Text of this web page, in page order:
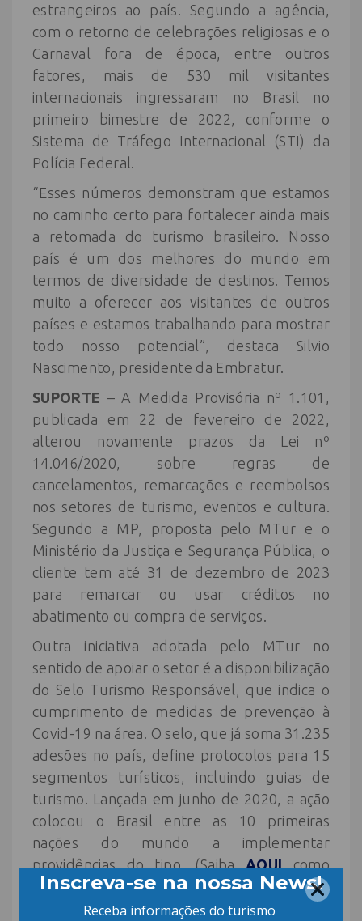
estrangeiros ao país. Segundo a agência,
com o retorno de celebrações religiosas e o
Carnaval fora de época, entre outros
fatores, mais de 530 mil visitantes
internacionais ingressaram no Brasil no
primeiro bimestre de 2022, conforme o
Sistema de Tráfego Internacional (STI) da
Polícia Federal.
“Esses números demonstram que estamos
no caminho certo para fortalecer ainda mais
a retomada do turismo brasileiro. Nosso
país é um dos melhores do mundo em
termos de diversidade de destinos. Temos
muito a oferecer aos visitantes de outros
países e estamos trabalhando para mostrar
todo nosso potencial”, destaca Silvio
Nascimento, presidente da Embratur.
SUPORTE – A Medida Provisória nº 1.101,
publicada em 22 de fevereiro de 2022,
alterou novamente prazos da Lei nº
14.046/2020, sobre regras de
cancelamentos, remarcações e reembolsos
nos setores de turismo, eventos e cultura.
Segundo a MP, proposta pelo MTur e o
Ministério da Justiça e Segurança Pública, o
cliente tem até 31 de dezembro de 2023
para remarcar ou usar créditos no
abatimento ou compra de serviços.
Outra iniciativa adotada pelo MTur no
sentido de apoiar o setor é a disponibilização
do Selo Turismo Responsável, que indica o
cumprimento de medidas de prevenção à
Covid-19 na área. O selo, que já soma 31.235
adesões no país, define protocolos para 15
segmentos turísticos, incluindo guias de
turismo. Lançada em junho de 2020, a ação
colocou o Brasil entre as 10 primeiras
nações do mundo a implementar
providências do tipo. (Saiba AQUI como
aderir)
Por André Martins